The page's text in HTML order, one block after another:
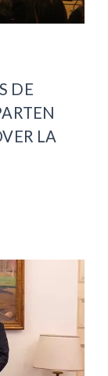
DE
LA